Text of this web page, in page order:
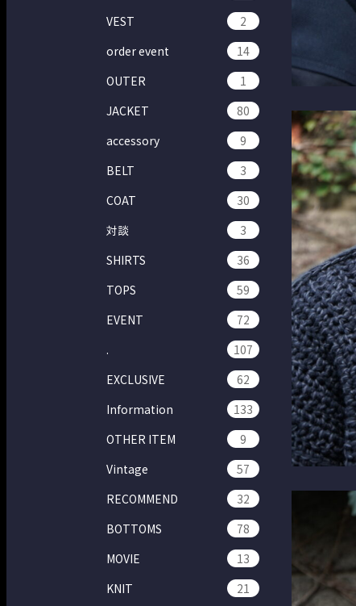
VEST
2
order event
14
OUTER
1
JACKET
80
accessory
9
BELT
3
COAT
30
対談
3
SHIRTS
36
TOPS
59
EVENT
72
.
107
EXCLUSIVE
62
Information
133
OTHER ITEM
9
Vintage
57
RECOMMEND
32
BOTTOMS
78
MOVIE
13
KNIT
21